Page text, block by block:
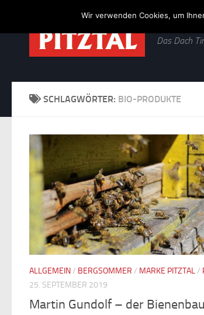
Zum Inhalt springen
Das Dach
SCHLAGWÖRTER: BIO-PRODUKTE
ALLGEMEIN/ BERGSOMMER / MARKE PITZTAL/
25. SEPTEMBER 2019
Martin Gundolf – der
Wir verwenden Cookies, um